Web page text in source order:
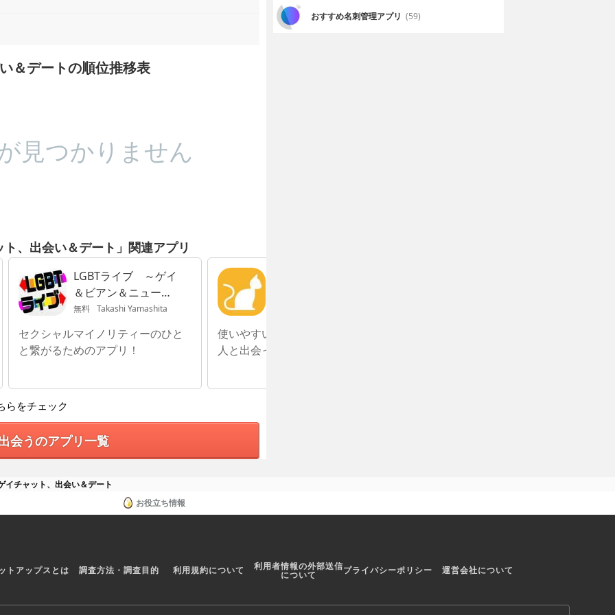
＆デートの順位推移表
見つかりません
、出会い＆デート」関連アプリ
LGBTライブ ～ゲイ
＆ビアン＆ニューハ
ーフ専用SNS～
無料 Takashi Yamashita
セクシャルマイノリティーのひと
と繋がるためのアプリ！
使いやすい機能で様々な気になる
人と出会ってみよう！
らをチェック
会うのアプリ一覧
おすすめ名刺管理アプリ (59)
チャット、出会い＆デート
お役立ち情報
トアップスとは 調査方法・調査目的 利用規約について 利用者情報の外部送信
について プライバシーポリシー 運営会社について